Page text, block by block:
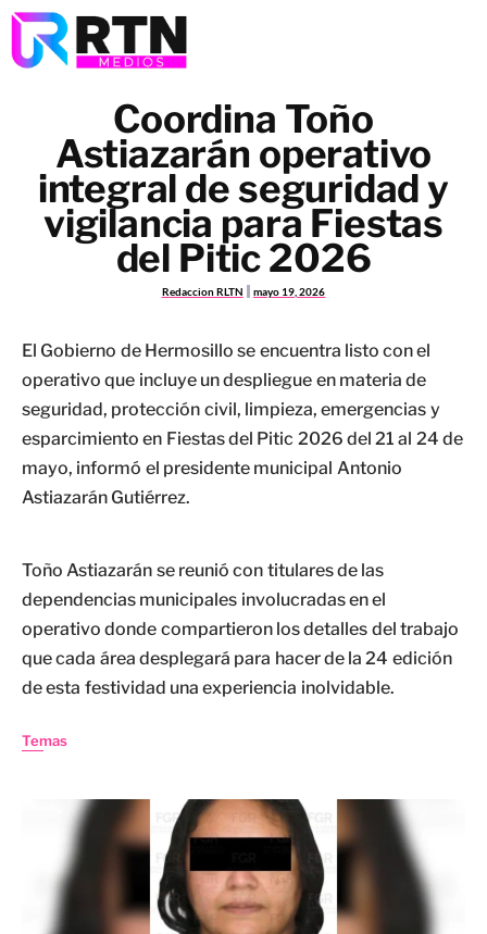
Coordina Toño
Astiazarán operativo
integral de seguridad y
vigilancia para Fiestas
del Pitic 2026
Redaccion RLTN mayo 19, 2026
El Gobierno de Hermosillo se encuentra listo con el
operativo que incluye un despliegue en materia de
seguridad, protección civil, limpieza, emergencias y
esparcimiento en Fiestas del Pitic 2026 del 21 al 24 de
mayo, informó el presidente municipal Antonio
Astiazarán Gutiérrez.
Toño Astiazarán se reunió con titulares de las
dependencias municipales involucradas en el
operativo donde compartieron los detalles del trabajo
que cada área desplegará para hacer de la 24 edición
de esta festividad una experiencia inolvidable.
Temas